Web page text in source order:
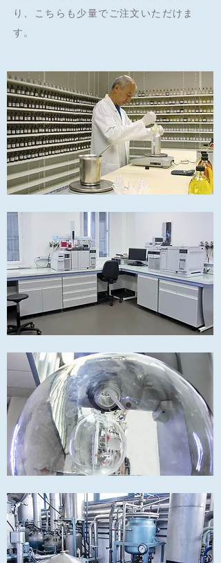
り、こちらも少量でご注文いただけま
す。